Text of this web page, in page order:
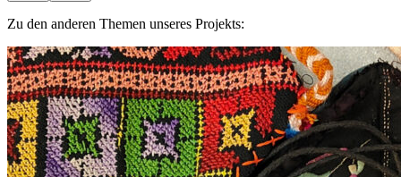
Zu den anderen Themen unseres Projekts: